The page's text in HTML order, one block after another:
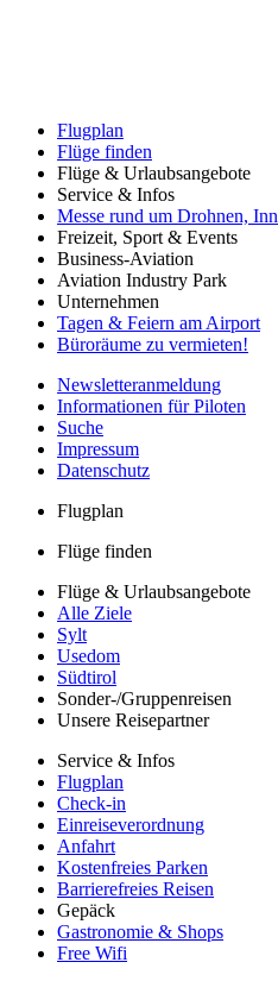
Flugplan
Flüge finden
Flüge & Urlaubsangebote
Service & Infos
Messe rund um Drohnen,
Freizeit, Sport & Events
Business-Aviation
Aviation Industry Park
Unternehmen
Tagen & Feiern am Airport
Büroräume zu vermieten!
Newsletteranmeldung
Informationen für Piloten
Suche
Impressum
Datenschutz
Flugplan
Flüge finden
Flüge & Urlaubsangebote
Alle Ziele
Sylt
Usedom
Südtirol
Sonder-/Gruppenreisen
Unsere Reisepartner
Service & Infos
Flugplan
Check-in
Einreiseverordnung
Anfahrt
Kostenfreies Parken
Barrierefreies Reisen
Gepäck
Gastronomie & Shops
Free Wifi